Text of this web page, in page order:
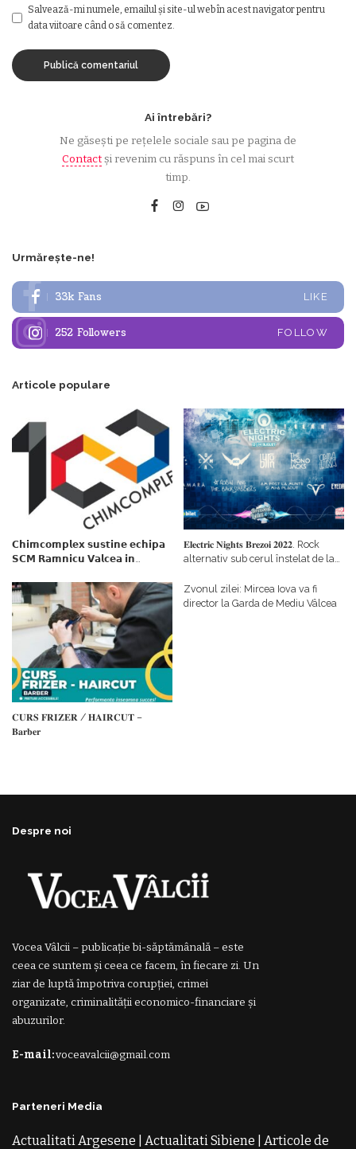
Salvează-mi numele, emailul și site-ul web în acest navigator pentru
data viitoare când o să comentez.
Ai întrebări?
Ne găsești pe rețelele sociale sau pe pagina de
Contactși revenim cu răspuns în cel mai scurt
timp.
Urmărește-ne!
33k Fans LIKE
252 Followers FOLLOW
Articole populare
𝗖𝗵𝗶𝗺𝗰𝗼𝗺𝗽𝗹𝗲𝘅 𝘀𝘂𝘀𝘁𝗶𝗻𝗲 𝗲𝗰𝗵𝗶𝗽𝗮
𝗦𝗖𝗠 𝗥𝗮𝗺𝗻𝗶𝗰𝘂 𝗩𝗮𝗹𝗰𝗲𝗮 𝗶𝗻
𝗳𝗶𝗻𝗮𝗻𝘁𝗮𝘁𝗼𝗿
𝐄𝐥𝐞𝐜𝐭𝐫𝐢𝐜 𝐍𝐢𝐠𝐡𝐭𝐬 𝐁𝐫𝐞𝐳𝐨𝐢 𝟐𝟎𝟐𝟐. Rock
alternativ sub cerul înstelat de la
𝐂𝐔𝐑𝐒 𝐅𝐑𝐈𝐙𝐄𝐑 / 𝐇𝐀𝐈𝐑𝐂𝐔𝐓 –
𝐁𝐚𝐫𝐛𝐞𝐫
Zvonul zilei: Mircea Iova va fi
director la Garda de Mediu Vâlcea
Despre noi
Vocea Vâlcii – publicație bi-săptămânală – este
ceea ce suntem și ceea ce facem, în fiecare zi. Un
ziar de luptă împotriva corupției, crimei
organizate, criminalității economico-financiare și
abuzurilor.
E-mail:voceavalcii@gmail.com
Parteneri Media
Actualitati Argesene Actualitati Sibiene
Articole de